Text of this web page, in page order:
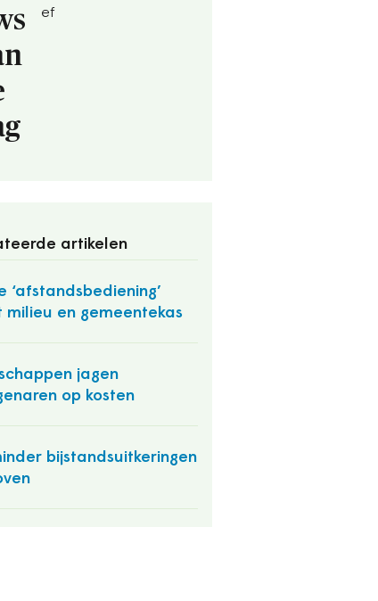
ef
artikelen
‘afstandsbediening’
milieu en gemeentekas
jagen
op kosten
bijstandsuitkeringen